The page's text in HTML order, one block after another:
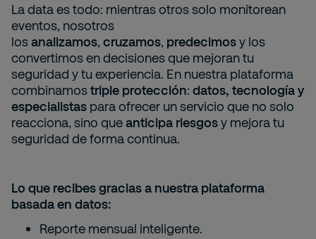
La data es todo: mientras otros solo monitorean
eventos, nosotros
losanalizamos, cruzamos, predecimosy los
convertimos en decisiones que mejoran tu
seguridad y tu experiencia. En nuestra plataforma
combinamostriple protección: datos, tecnología y
especialistas para ofrecer un servicio que no solo
reacciona, sino queanticipa riesgosy mejora tu
seguridad de forma continua.
Lo que recibes gracias a nuestra plataforma
basada en datos:
Reporte mensual inteligente.